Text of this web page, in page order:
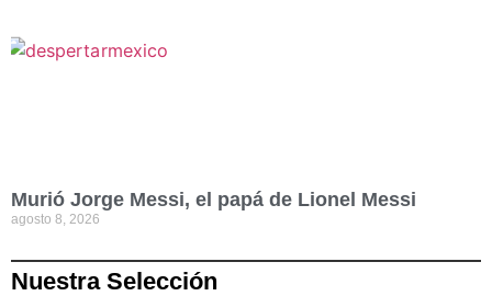
Murió Jorge Messi, el papá de Lionel Messi
agosto 8, 2026
Nuestra Selección